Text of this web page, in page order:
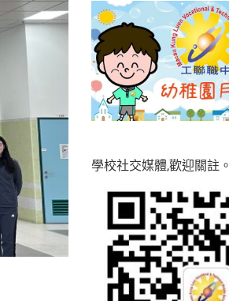
學校社交媒體,歡迎關註。